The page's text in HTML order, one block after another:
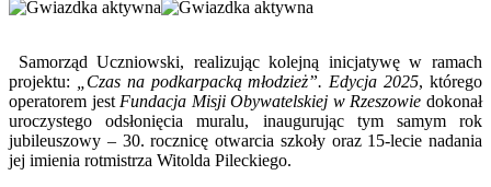
Samorząd Uczniowski, realizując kolejną inicjatywę w ramach
projektu:
„Czas na podkarpacką młodzież”. Edycja 2025, którego
operatorem jest Fundacja Misji Obywatelskiej w Rzeszowie dokonał
uroczystego odsłonięcia muralu, inaugurując tym samym rok
jubileuszowy – 30. rocznicę otwarcia szkoły oraz 15-lecie nadania
jej imienia rotmistrza Witolda Pileckiego.